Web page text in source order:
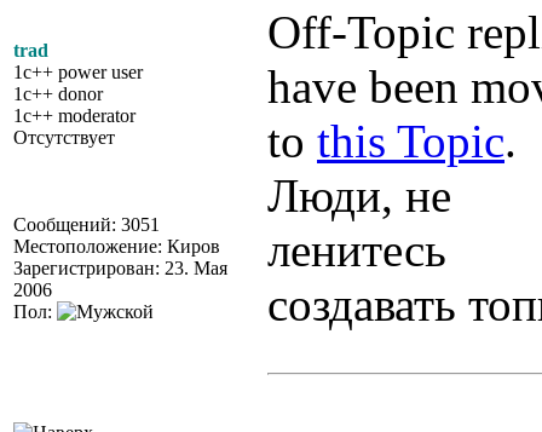
trad
1c++ power user
1c++ donor
1c++ moderator
Отсутствует
Сообщений: 3051
Местоположение: Киров
Зарегистрирован: 23. Мая
2006
Пол:
Off-Topic
have been
to this Topic.
Люди, не
ленитесь
создавать